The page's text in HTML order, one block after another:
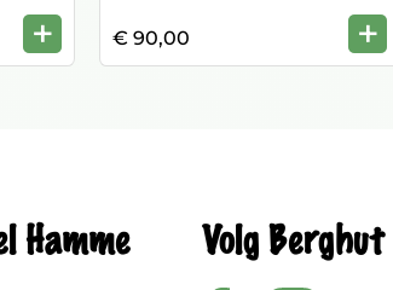
+ € 90,00 +
Hamme Volg Berghut